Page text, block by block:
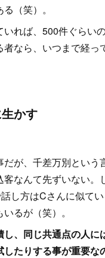
（笑）。
れば、500件ぐらい
なら、いつまで経っ
かす
が、千差万別という
なんて先ずいない。
し方はCさんに似て
るが（笑）。
、同じ共通点の人に
たりする事が重要